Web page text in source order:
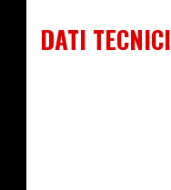
DATI TECNICI